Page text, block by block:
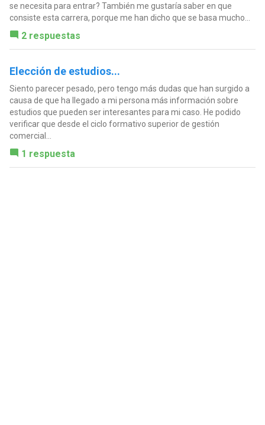
se necesita para entrar? También me gustaría saber en que
consiste esta carrera, porque me han dicho que se basa mucho...
2 respuestas
Elección de estudios...
Siento parecer pesado, pero tengo más dudas que han surgido a
causa de que ha llegado a mi persona más información sobre
estudios que pueden ser interesantes para mi caso. He podido
verificar que desde el ciclo formativo superior de gestión
comercial...
1 respuesta